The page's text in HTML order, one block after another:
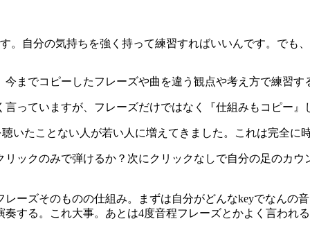
。自分の気持ちを強く持って練習すればいいんです。でも
までコピーしたフレーズや曲を違う観点や考え方で練習す
っていますが、フレーズだけではなく『仕組みもコピー』
いたことない人が若い人に増えてきました。これは完全に
ックのみで弾けるか？次にクリックなしで自分の足のカ
ーズそのものの仕組み。まずは自分がどんなkeyでなんの
する。これ大事。あとは4度音程フレーズとかよく言われ